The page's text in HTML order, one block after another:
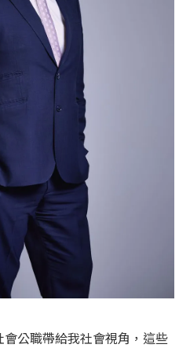
會公職帶給我社會視角，這些